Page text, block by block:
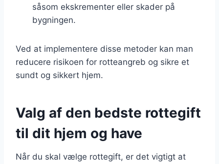
såsom ekskrementer eller skader på
bygningen.
Ved at implementere disse metoder kan man
reducere risikoen for rotteangreb og sikre et
sundt og sikkert hjem.
Valg af den bedste rottegift
til dit hjem og have
Når du skal vælge rottegift, er det vigtigt at